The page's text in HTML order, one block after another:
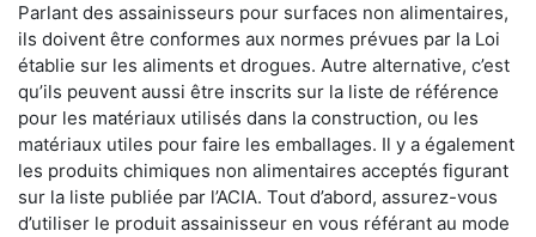
Parlant des assainisseurs pour surfaces non alimentaires,
ils doivent être conformes aux normes prévues par la Loi
établie sur les aliments et drogues. Autre alternative, c’est
qu’ils peuvent aussi être inscrits sur la liste de référence
pour les matériaux utilisés dans la construction, ou les
matériaux utiles pour faire les emballages. Il y a également
les produits chimiques non alimentaires acceptés figurant
sur la liste publiée par l’ACIA. Tout d’abord, assurez-vous
d’utiliser le produit assainisseur en vous référant au mode